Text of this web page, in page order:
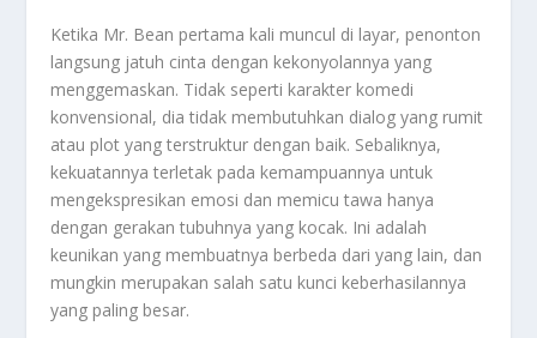
Ketika Mr. Bean pertama kali muncul di layar, penonton
langsung jatuh cinta dengan kekonyolannya yang
menggemaskan. Tidak seperti karakter komedi
konvensional, dia tidak membutuhkan dialog yang rumit
atau plot yang terstruktur dengan baik. Sebaliknya,
kekuatannya terletak pada kemampuannya untuk
mengekspresikan emosi dan memicu tawa hanya
dengan gerakan tubuhnya yang kocak. Ini adalah
keunikan yang membuatnya berbeda dari yang lain, dan
mungkin merupakan salah satu kunci keberhasilannya
yang paling besar.